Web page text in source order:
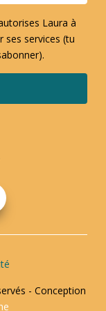
Laura à
services (tu
- Conception